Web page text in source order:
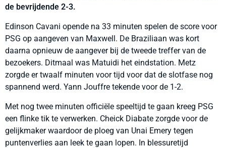
de bevrijdende 2-3.
Edinson Cavani opende na 33 minuten spelen de score voor
PSG op aangeven van Maxwell. De Braziliaan was kort
daarna opnieuw de aangever bij de tweede treffer van de
bezoekers. Ditmaal was Matuidi het eindstation. Metz
zorgde er twaalf minuten voor tijd voor dat de slotfase nog
spannend werd. Yann Jouffre tekende voor de 1-2.
Met nog twee minuten officiële speeltijd te gaan kreeg PSG
een flinke tik te verwerken. Cheick Diabate zorgde voor de
gelijkmaker waardoor de ploeg van Unai Emery tegen
puntenverlies aan leek te gaan lopen. In blessuretijd